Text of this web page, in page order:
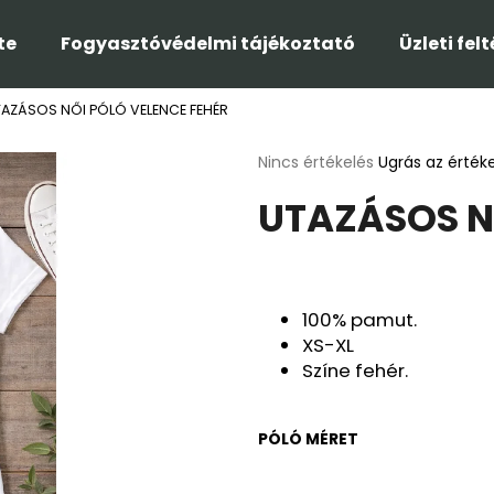
Fogyasztóvédelmi tájékoztató Üzleti
NŐI PÓLÓ VELENCE FEHÉR
A
átlagos
értékelése
csillag.
Nincs értékelés Ugrás az
UTAZÁSOS
100% pamut.
XS-XL
Színe fehér.
PÓLÓ MÉRET
Mit keres?
KERESÉS